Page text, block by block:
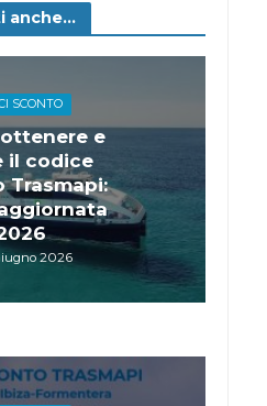
anche...
SCONTO
e
il codice
Trasmapi:
2026